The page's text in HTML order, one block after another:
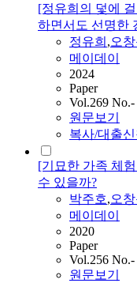
[정유희의 덫에
하면서도 선명한
정유희 ,오
메이데이
2024
Paper
Vol.269 No.-
원문보기
복사/대출신
[기묘한 가족 체
수 있을까?
박주호,오
메이데이
2020
Paper
Vol.256 No.-
원문보기